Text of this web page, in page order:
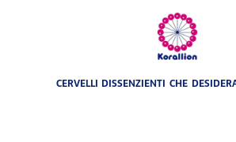
CERVELLI DISSENZIENTI CHE